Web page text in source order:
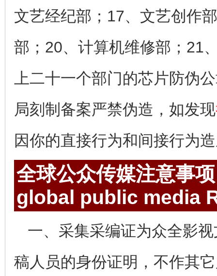
文艺经纪部；17、文艺创作
部；20、计算机维修部；21
上二十一个部门的芯片防伪
局刻制备案严禁伪造，如发现
因你的直接行为和间接行为
全球公众传媒注意事
global public media
一、采集采编证为众全影
稿人员的身份证明，不作其